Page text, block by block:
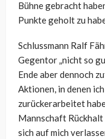
Bühne gebracht
Punkte geholt zu
Schlussmann Ralf
Gegentor „nicht so
Ende aber dennoch
Aktionen, in denen
zurückerarbeitet
Mannschaft Rückhalt
sich auf mich